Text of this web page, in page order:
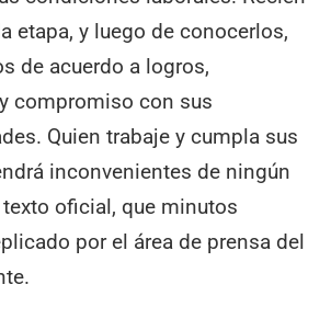
etapa, y luego de conocerlos,
de acuerdo a logros,
compromiso con sus
Quien trabaje y cumpla sus
inconvenientes de ningún
oficial, que minutos
por el área de prensa del